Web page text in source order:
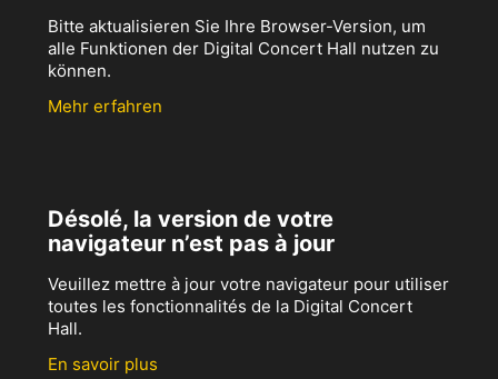
Bitte aktualisieren Sie Ihre Browser-Version, um
alle Funktionen der Digital Concert Hall nutzen zu
können.
Mehr erfahren
Désolé, la version de votre
navigateur n’est pas à jour
Veuillez mettre à jour votre navigateur pour utiliser
toutes les fonctionnalités de la Digital Concert
Hall.
En savoir plus